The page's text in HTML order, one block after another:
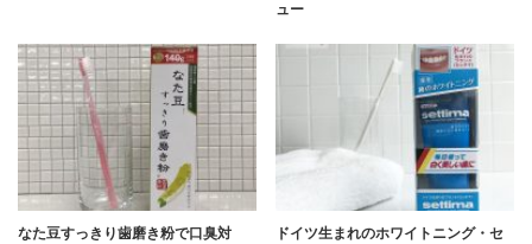
ュー
なた豆すっきり歯磨き粉で口臭対
ドイツ生まれのホワイトニング・セ